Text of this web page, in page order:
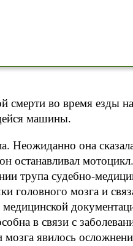
смерти во время езды
машины.
Неожиданно она
останавливал
трупа судебно-
головного мозга и
в связи с
явилось